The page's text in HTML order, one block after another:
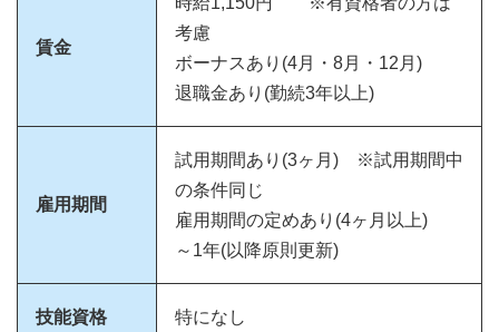
賃金
考慮
ボーナスあり(4月・8月・12月)
退職金あり(勤続3年以上)
雇用期間
試用期間あり(3ヶ月) ※試用期間中
の条件同じ
雇用期間の定めあり(4ヶ月以上)
～1年(以降原則更新)
技能資格 特になし